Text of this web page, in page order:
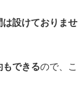
設けておりませ
もできるので、こ